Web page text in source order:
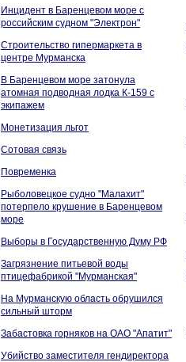
Инцидент в Баренцевом море с
российским судном "Электрон"
Строительство гипермаркета в
центре Мурманска
В Баренцевом море затонула
атомная подводная лодка К-159 с
экипажем
Монетизация льгот
Сотовая связь
Повременка
Рыболовецкое судно "Малахит"
потерпело крушение в Баренцевом
море
Выборы в Государственную Думу РФ
Загрязнение питьевой воды
птицефабрикой "Мурманская"
На Мурманскую область обрушился
сильный шторм
Забастовка горняков на ОАО "Апатит"
Убийство заместителя гендиректора